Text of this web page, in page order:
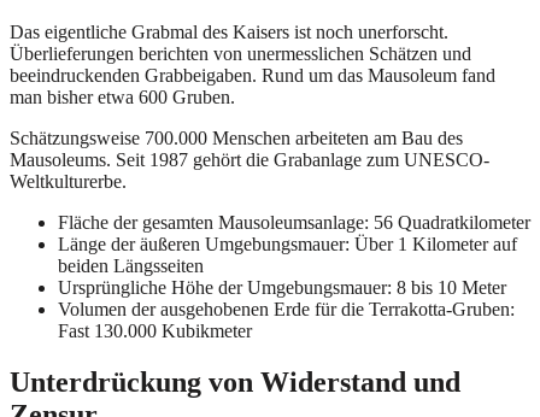
Das eigentliche Grabmal des Kaisers ist noch unerforscht.
Überlieferungen berichten von unermesslichen Schätzen und
beeindruckenden Grabbeigaben. Rund um das Mausoleum fand
man bisher etwa 600 Gruben.
Schätzungsweise 700.000 Menschen arbeiteten am Bau des
Mausoleums. Seit 1987 gehört die Grabanlage zum UNESCO-
Weltkulturerbe.
Fläche der gesamten Mausoleumsanlage: 56 Quadratkilometer
Länge der äußeren Umgebungsmauer: Über 1 Kilometer auf
beiden Längsseiten
Ursprüngliche Höhe der Umgebungsmauer: 8 bis 10 Meter
Volumen der ausgehobenen Erde für die Terrakotta-Gruben:
Fast 130.000 Kubikmeter
Unterdrückung von Widerstand und